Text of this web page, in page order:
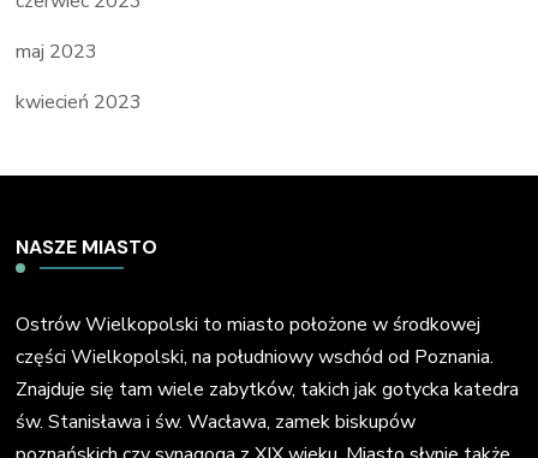
maj 2023
kwiecień 2023
NASZE MIASTO
Ostrów Wielkopolski to miasto położone w środkowej
części Wielkopolski, na południowy wschód od Poznania.
Znajduje się tam wiele zabytków, takich jak gotycka katedra
św. Stanisława i św. Wacława, zamek biskupów